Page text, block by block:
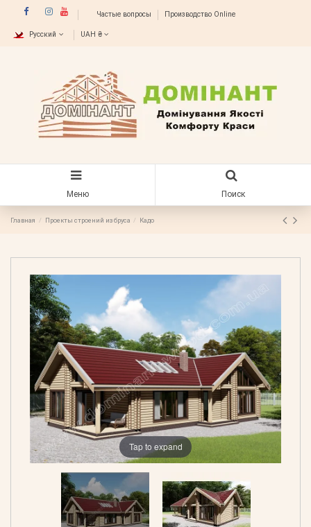
Частые вопросы Производство Online
Русский UAH ₴
Меню Поиск
Главная Проекты строений из бруса Кадо
Tap to expand